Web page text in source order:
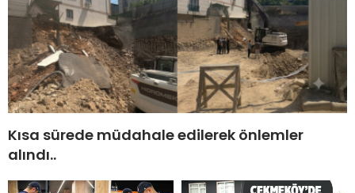
Kısa sürede müdahale edilerek önlemler
alındı..